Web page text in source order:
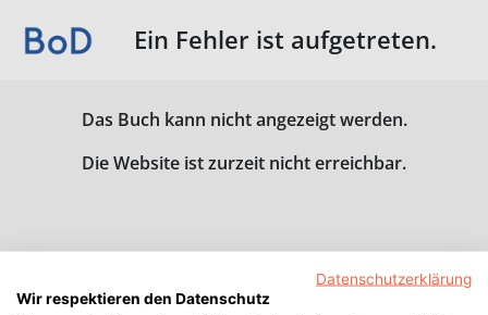
Ein Fehler ist aufgetreten.
Das Buch kann nicht angezeigt werden.
Die Website ist zurzeit nicht erreichbar.
Datenschutzerklärung
Wir respektieren den Datenschutz